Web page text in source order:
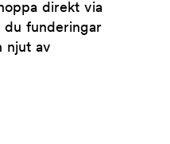
direkt via
du funderingar
njut av